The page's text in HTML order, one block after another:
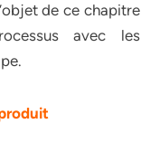
de ce chapitre
avec les